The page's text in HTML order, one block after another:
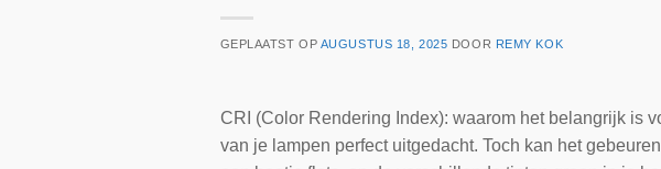
GEPLAATST OP AUGUSTUS 18, 2025 DOOR REMY KOK
CRI (Color Rendering Index): waarom het belangrijk is
van je lampen perfect uitgedacht. Toch kan het